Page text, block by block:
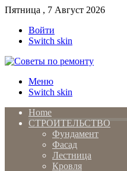
Пятница , 7 Август 2026
Войти
Switch skin
Меню
Switch skin
Home
СТРОИТЕЛЬСТВО
Фундамент
Фасад
Лестница
Кровля